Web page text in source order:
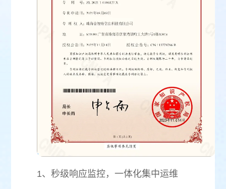
1、秒级响应监控，一体化集中运维